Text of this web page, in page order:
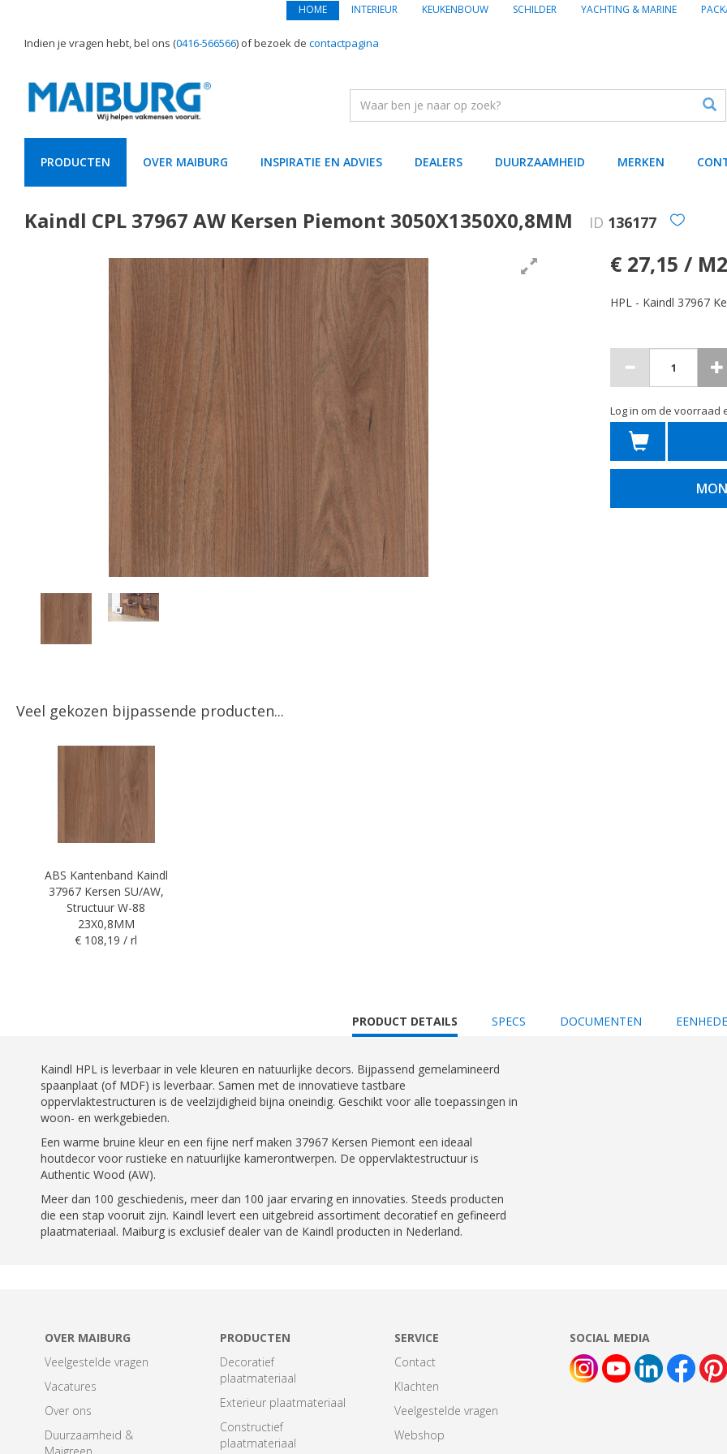
HOME INTERIEUR KEUKENBOUW SCHILDER YACHTING & MARINE
Indien je vragen hebt, bel ons (0416-566566) of bezoek de contactpagina
PRODUCTEN OVER MAIBURG INSPIRATIE EN ADVIES DEALERS DUURZAAMHEID MERKEN
Kaindl CPL 37967 AW Kersen Piemont 3050X1350X0,8MM ID 136177
€ 27,15 / M2
HPL - Kaindl 37967
Log in om de
Veel gekozen bijpassende producten...
ABS Kantenband Kaindl
37967 Kersen SU/AW,
Structuur W-88
23X0,8MM
€ 108,19 / rl
CURRENT
TAB:
PRODUCT DETAILS SPECS DOCUMENTEN
Kaindl HPL is leverbaar in vele kleuren en natuurlijke decors. Bijpassend gemelamineerd
spaanplaat (of MDF) is leverbaar. Samen met de innovatieve tastbare
oppervlaktestructuren is de veelzijdigheid bijna oneindig. Geschikt voor alle toepassingen in
woon- en werkgebieden.
Een warme bruine kleur en een fijne nerf maken 37967 Kersen Piemont een ideaal
houtdecor voor rustieke en natuurlijke kamerontwerpen. De oppervlaktestructuur is
Authentic Wood (AW).
Meer dan 100 geschiedenis, meer dan 100 jaar ervaring en innovaties. Steeds producten
die een stap vooruit zijn. Kaindl levert een uitgebreid assortiment decoratief en gefineerd
plaatmateriaal. Maiburg is exclusief dealer van de Kaindl producten in Nederland.
OVER MAIBURG
Veelgestelde vragen
Vacatures
Over ons
Duurzaamheid &
PRODUCTEN
Decoratief
plaatmateriaal
Exterieur plaatmateriaal
Constructief
plaatmateriaal
SERVICE
Contact
Klachten
Veelgestelde vragen
Webshop
SOCIAL MEDIA